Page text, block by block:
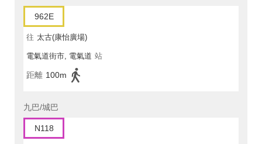
962E
往 太古(康怡廣場)
電氣道街市, 電氣道 站
距離 100m
九巴/城巴
N118